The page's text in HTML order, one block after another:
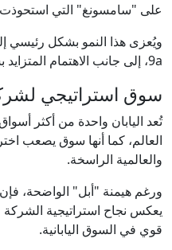
على "سامسونغ" التي استحوذت على 9%
9a، إلى جانب الاهتمام المتزايد بسلسلة بيكسل 10 المنتظرة.
سوق استراتيجي
تُعد اليابان واحدة من أكثر
العالم، كما أنها سوق يصعب
والعالمية الراسخة.
ورغم هيمنة "أبل" الواضحة،
يعكس نجاح استراتيجية
قوي في السوق اليابانية.